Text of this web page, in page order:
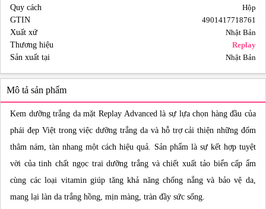
Quy cách
Hộp
GTIN
4901417718761
Xuất xứ
Nhật Bản
Thương hiệu
Replay
Sản xuất tại
Nhật Bản
Mô tả sản phẩm
Kem dưỡng trắng da mặt Replay Advanced là sự lựa chọn hàng đầu của
phái đẹp Việt trong việc dưỡng trắng da và hỗ trợ cải thiện những đốm
thâm nám, tàn nhang một cách hiệu quả. Sản phẩm là sự kết hợp tuyệt
vời của tinh chất ngọc trai dưỡng trắng và chiết xuất tảo biển cấp ẩm
cùng các loại vitamin giúp tăng khả năng chống nắng và bảo vệ da,
mang lại làn da trắng hồng, mịn màng, tràn đầy sức sống.